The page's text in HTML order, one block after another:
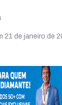
21 de janeiro de